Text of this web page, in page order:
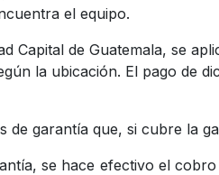
el equipo.
Capital de Guatemala, se
la ubicación. El pago de
de garantía que, si cubre la
se hace efectivo el